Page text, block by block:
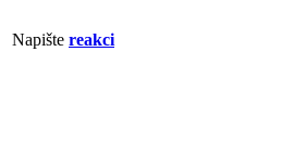
Napište reakci